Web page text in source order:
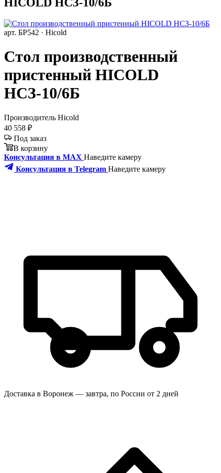
арт. БР542 · Hicold
Стол производственный
пристенный HICOLD
НСЗ-10/6Б
Производитель Hicold
40 558 ₽
Под заказ
В корзину
Консультация в MAX Наведите камеру
Консультация в Telegram Наведите камеру
Доставка в Воронеж — завтра, по России от 2 дней